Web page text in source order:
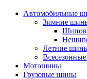
Автомобильные
Зимние
Летние
Мотошины
Грузовые шины